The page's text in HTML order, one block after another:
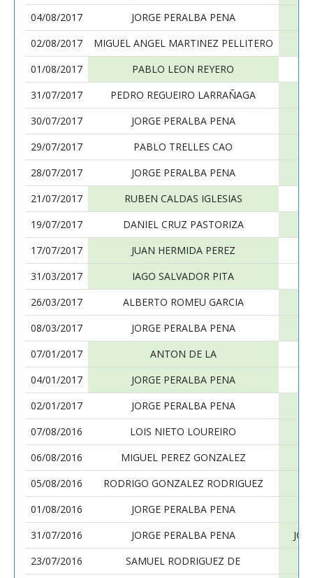
04/08/2017
JORGE PERALBA PENA
02/08/2017
MIGUEL ANGEL MARTINEZ PELLITERO
01/08/2017
PABLO LEON REYERO
31/07/2017
PEDRO REGUEIRO LARRAÑAGA
30/07/2017
JORGE PERALBA PENA
29/07/2017
PABLO TRELLES CAO
28/07/2017
JORGE PERALBA PENA
21/07/2017
RUBEN CALDAS IGLESIAS
19/07/2017
DANIEL CRUZ PASTORIZA
17/07/2017
JUAN HERMIDA PEREZ
31/03/2017
IAGO SALVADOR PITA
26/03/2017
ALBERTO ROMEU GARCIA
08/03/2017
JORGE PERALBA PENA
07/01/2017
ANTON DE LA
04/01/2017
JORGE PERALBA PENA
02/01/2017
JORGE PERALBA PENA
07/08/2016
LOIS NIETO LOUREIRO
06/08/2016
MIGUEL PEREZ GONZALEZ
05/08/2016
RODRIGO GONZALEZ RODRIGUEZ
01/08/2016
JORGE PERALBA PENA
31/07/2016
JORGE PERALBA PENA
23/07/2016
SAMUEL RODRIGUEZ DE